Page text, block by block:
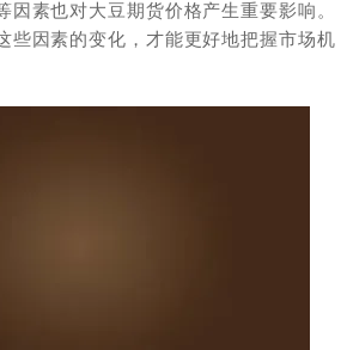
因素也对大豆期货价格产生重要影响。
些因素的变化，才能更好地把握市场机